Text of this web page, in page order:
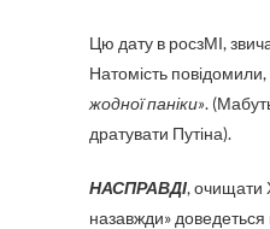
Цю дату в росзМІ,
Натомість
жодної паніки».
дратувати Путіна).
НАСПРАВДІ, очищати
назавжди»